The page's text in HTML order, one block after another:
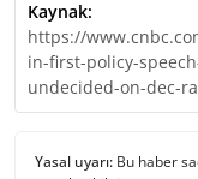
Kaynak:
https://
in-first-policy-
undecided-on-dec-
Yasal uyarı: Bu haber